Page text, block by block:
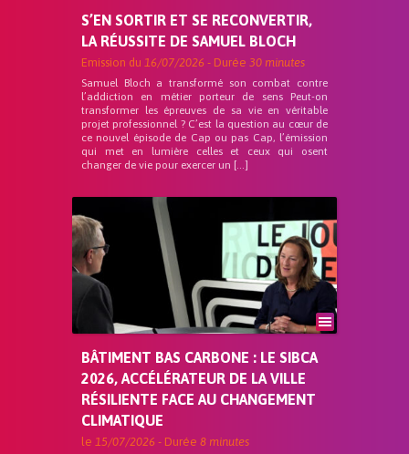
S’EN SORTIR ET SE RECONVERTIR,
LA RÉUSSITE DE SAMUEL BLOCH
Emission du 16/07/2026 - Durée 30 minutes
Samuel Bloch a transformé son combat contre
l’addiction en métier porteur de sens Peut-on
transformer les épreuves de sa vie en véritable
projet professionnel ? C’est la question au cœur de
ce nouvel épisode de Cap ou pas Cap, l’émission
qui met en lumière celles et ceux qui osent
changer de vie pour exercer un […]
BÂTIMENT BAS CARBONE : LE SIBCA
2026, ACCÉLÉRATEUR DE LA VILLE
RÉSILIENTE FACE AU CHANGEMENT
CLIMATIQUE
le 15/07/2026 - Durée 8 minutes